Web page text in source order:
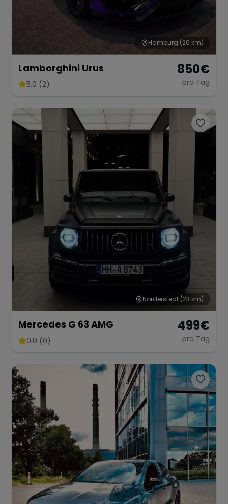
Hamburg (20 km)
Lamborghini Urus
5.0 (2)
850€
pro Tag
Norderstedt (23 km)
Mercedes G 63 AMG
0.0 (0)
499€
pro Tag